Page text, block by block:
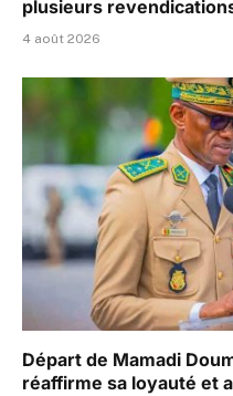
plusieurs
4 août 2026
Départ de Mamadi
réaffirme sa loyauté et